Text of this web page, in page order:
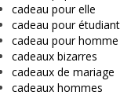
cadeau pour elle
cadeau pour étudiant
cadeau pour homme
cadeaux bizarres
cadeaux de mariage
cadeaux hommes